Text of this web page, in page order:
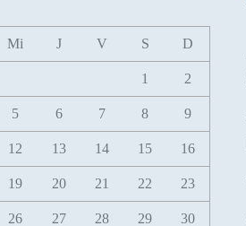
Mi J V S D
1 2
5 6 7 8 9
12 13 14 15 16
19 20 21 22 23
26 27 28 29 30